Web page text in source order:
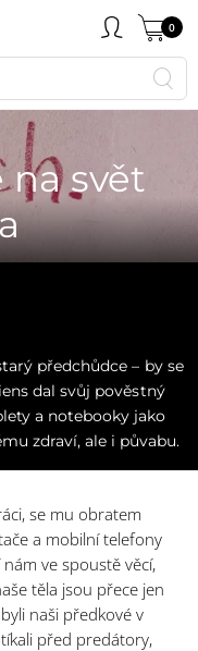
0
svět
předchůdce – by se
dal svůj pověstný
a notebooky jako
zdraví, ale i půvabu.
se mu obratem
a mobilní telefony
ve spoustě věcí,
těla jsou přece jen
naši předkové v
před predátory,